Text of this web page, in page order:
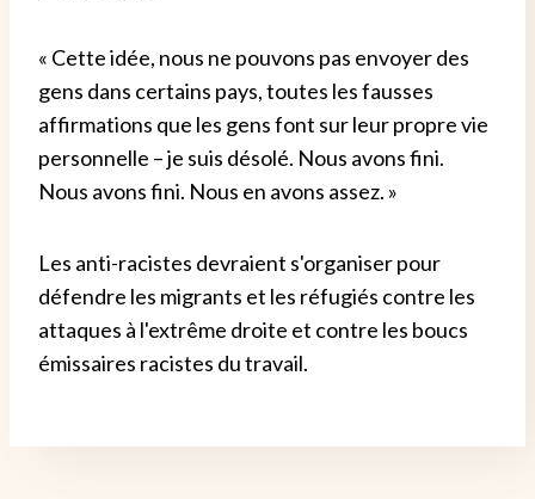
« Cette idée, nous ne pouvons pas envoyer des
gens dans certains pays, toutes les fausses
affirmations que les gens font sur leur propre vie
personnelle – je suis désolé. Nous avons fini.
Nous avons fini. Nous en avons assez. »
Les anti-racistes devraient s'organiser pour
défendre les migrants et les réfugiés contre les
attaques à l'extrême droite et contre les boucs
émissaires racistes du travail.